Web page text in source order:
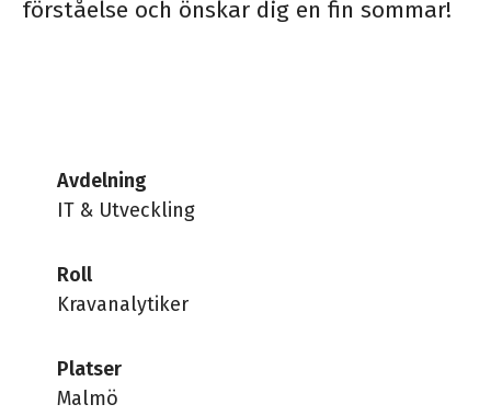
förståelse och önskar dig en fin sommar!
Avdelning
IT & Utveckling
Roll
Kravanalytiker
Platser
Malmö